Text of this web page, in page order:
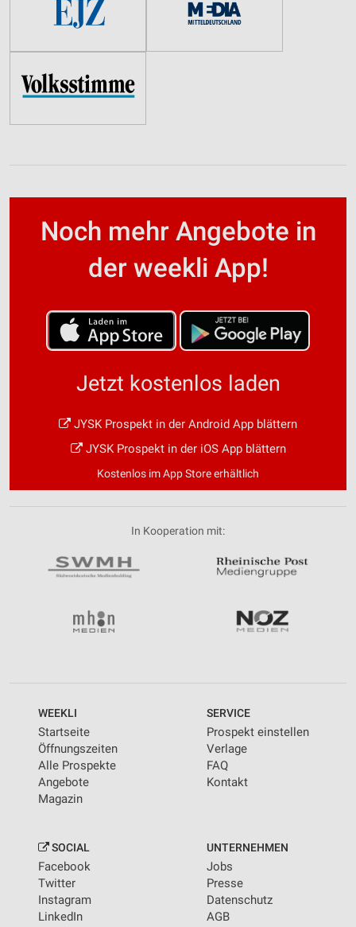
Noch mehr Angebote in
der weekli App!
Jetzt kostenlos laden
JYSK Prospekt in der Android App blättern
JYSK Prospekt in der iOS App blättern
Kostenlos im App Store erhältlich
In Kooperation mit:
WEEKLI
Startseite
Öffnungszeiten
Alle Prospekte
Angebote
Magazin
SERVICE
Prospekt einstellen
Verlage
FAQ
Kontakt
SOCIAL
Facebook
Twitter
Instagram
LinkedIn
UNTERNEHMEN
Jobs
Presse
Datenschutz
AGB